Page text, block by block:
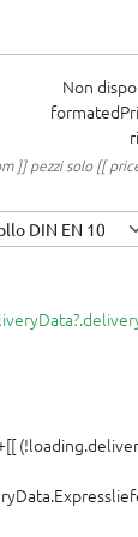
Non
]] pezzi solo [[